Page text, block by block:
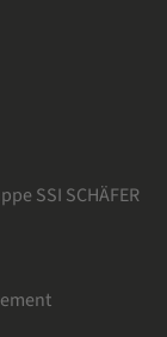
SSI SCHÄFER